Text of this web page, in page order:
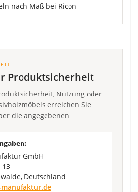
Produktsicherheit
Nutzung oder
erreichen Sie
die angegebenen
GmbH
13
Deutschland